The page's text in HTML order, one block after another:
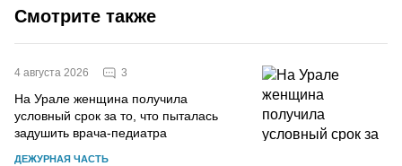
Смотрите также
4 августа 2026 3
На Урале женщина получила
условный срок за то, что пыталась
задушить врача-педиатра
ДЕЖУРНАЯ ЧАСТЬ